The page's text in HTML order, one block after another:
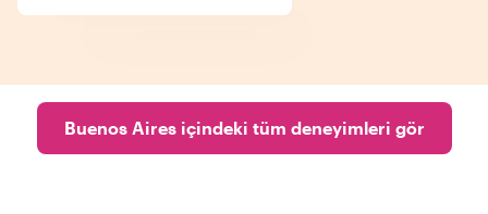
Buenos Aires içindeki tüm deneyimleri gör